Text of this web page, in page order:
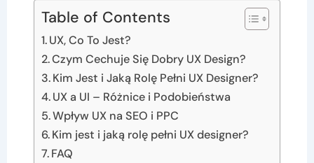
Table of Contents
UX, Co To Jest?
Czym Cechuje Się Dobry UX Design?
Kim Jest i Jaką Rolę Pełni UX Designer?
UX a UI – Różnice i Podobieństwa
Wpływ UX na SEO i PPC
Kim jest i jaką rolę pełni UX designer?
FAQ